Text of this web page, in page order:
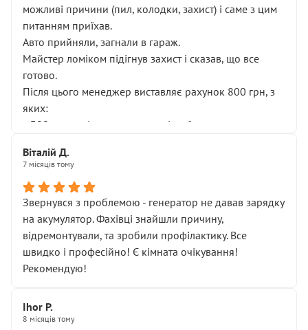
можливі причини (пил, колодки, захист) і саме з цим
питанням приїхав.
Авто прийняли, загнали в гараж.
Майстер ломіком підігнув захист і сказав, що все
готово.
Після цього менеджер виставляє рахунок 800 грн, з
яких:
• 300 грн — діагностика гальмівної системи
НЕ погоджував
послуга. Тим більше, я був поруч і жодної реальної
діагностики ходової не проводилось. Після
зауваження гроші за цю “послугу” повернули, що
лише підтвердило мою правоту.
Але головне — я виїжджаю з боксу, і скрип у гальмах
залишився таким самим, як і був. Тобто оплачена
Далі ситуація тільки погіршилась:
• сказали, що тепер “потрібно знімати колеса”
Віталій Д.
7 місяців тому
Звернувся з проблемою - генератор не давав зарядку
на акумулятор. Фахівці знайшли причину,
відремонтували, та зробили профілактику. Все
швидко і професійно! Є кімната очікування!
Рекомендую!
Ihor P.
8 місяців тому